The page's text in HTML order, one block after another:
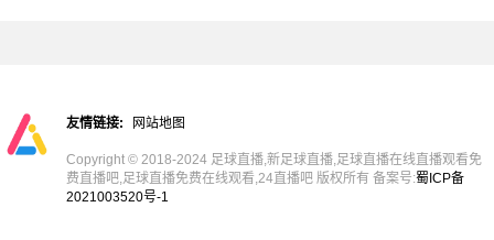
友情链接: 网站地图
Copyright © 2018-2024 足球直播,新足球直播,足球直播在线直播观看免
费直播吧,足球直播免费在线观看,24直播吧 版权所有 备案号:蜀ICP备
2021003520号-1